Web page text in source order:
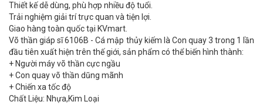
Thiết kế dễ dùng, phù hợp nhiều độ tuổi.
Trải nghiệm giải trí trực quan và tiện lợi.
Giao hàng toàn quốc tại KVmart.
Võ thần giáp sĩ 6106B - Cá mập thủy kiếm là Con quay 3 trong 1 lần
đầu tiên xuất hiện trên thế giới, sản phẩm có thể biến hình thành:
+ Người máy võ thần cực ngầu
+ Con quay võ thần dũng mãnh
+ Chiến xa tốc độ
Chất Liệu: Nhựa,Kim Loại